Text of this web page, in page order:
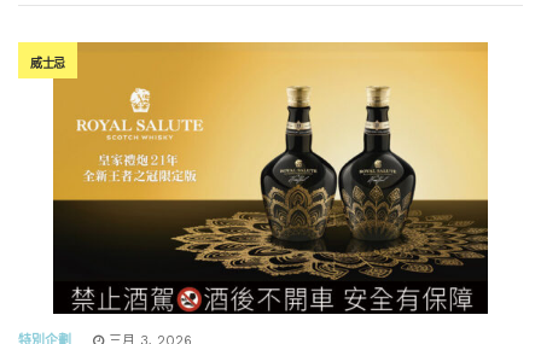
威士忌